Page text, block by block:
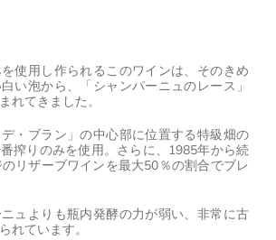
使用し作られるこのワインは、そのきめ
い泡から、「シャンパーニュのレース」
れてきました。
・ブラン」の中心部に位置する特級畑の
搾りのみを使用。さらに、1985年から続
リザーブワインを最大50％の割合でブレ
ュよりも瓶内発酵の力が弱い、非常に古
れています。